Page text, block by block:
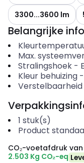
3300...3600 lm
Belangrijke
Max.
Stralingshoek-
Kleur behuizing-
Verstelbaarheid
1 stuk(s)
Product
CO₂-voetafdruk
2.503 Kg CO₂-eq